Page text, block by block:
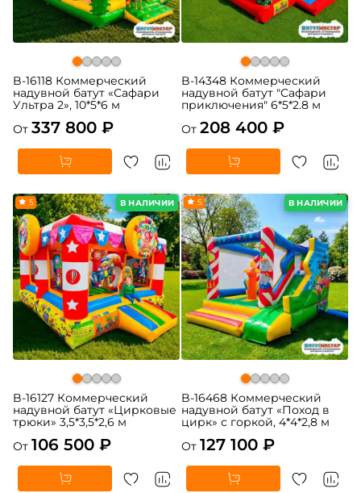
B-16118 Коммерческий
надувной батут «Сафари
Ультра 2», 10*5*6 м
От 337 800 ₽
B-14348 Коммерческий
надувной батут "Сафари
приключения" 6*5*2.8 м
От 208 400 ₽
В НАЛИЧИИ
5
B-16127 Коммерческий
надувной батут «Цирковые
трюки» 3,5*3,5*2,6 м
От 106 500 ₽
В НАЛИЧИИ
5
B-16468 Коммерческий
надувной батут «Поход в
цирк» с горкой, 4*4*2,8 м
От 127 100 ₽